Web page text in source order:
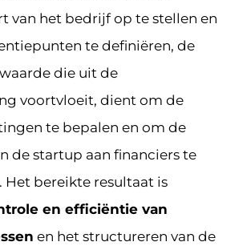
van het bedrijf op te stellen en
te definiëren, de
die uit de
voortvloeit, dient om de
te bepalen en om de
de startup aan financiers te
Het bereikte resultaat is
en efficiëntie van
en het structureren van de